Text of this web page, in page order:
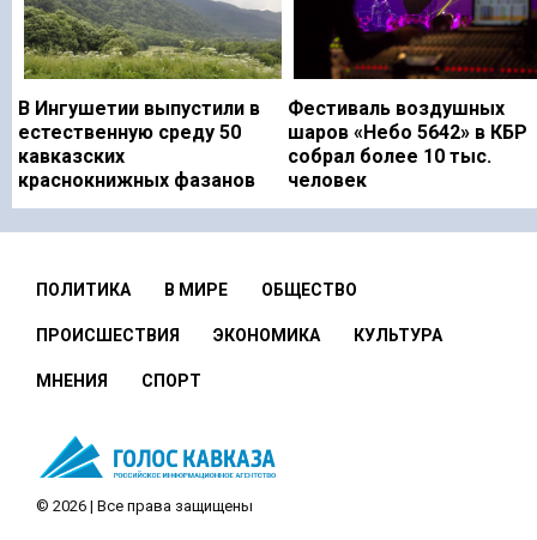
В Ингушетии выпустили в
естественную среду 50
кавказских
краснокнижных фазанов
Фестиваль воздушных
шаров «Небо 5642» в КБР
собрал более 10 тыс.
человек
ПОЛИТИКА В МИРЕ ОБЩЕСТВО
ПРОИСШЕСТВИЯ ЭКОНОМИКА КУЛЬТУРА
МНЕНИЯ СПОРТ
© 2026 | Все права защищены